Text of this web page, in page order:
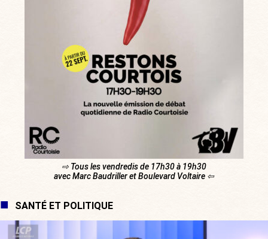
⇨ Tous les vendredis de 17h30 à 19h30
avec Marc Baudriller et Boulevard Voltaire ⇦
SANTÉ ET POLITIQUE